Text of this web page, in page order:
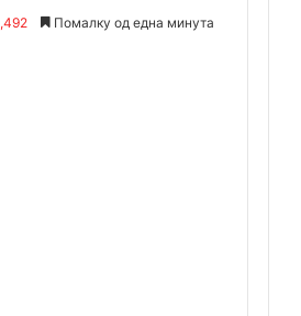
Помалку од една минута